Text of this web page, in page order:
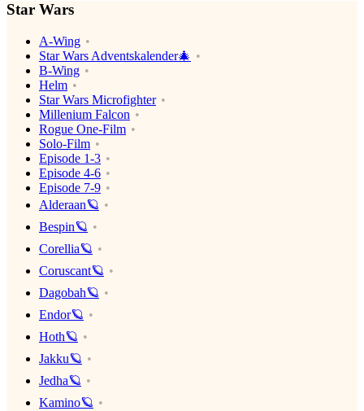
Star Wars
A-Wing
Star Wars Adventskalender🎄
B-Wing
Helm
Star Wars Microfighter
Millenium Falcon
Rogue One-Film
Solo-Film
Episode 1-3
Episode 4-6
Episode 7-9
Alderaan🪐
Bespin🪐
Corellia🪐
Coruscant🪐
Dagobah🪐
Endor🪐
Hoth🪐
Jakku🪐
Jedha🪐
Kamino🪐